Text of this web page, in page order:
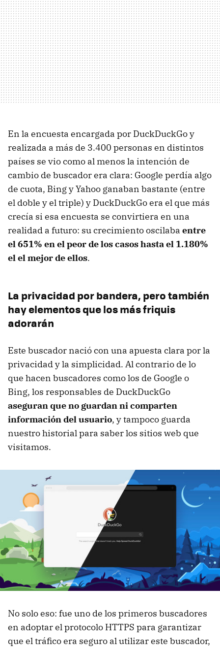
En la encuesta encargada por DuckDuckGo y
realizada a más de 3.400 personas en distintos
países se vio como al menos la intención de
cambio de buscador era clara: Google perdía algo
de cuota, Bing y Yahoo ganaban bastante (entre
el doble y el triple) y DuckDuckGo era el que más
crecía si esa encuesta se convirtiera en una
realidad a futuro: su crecimiento oscilaba entre
el 651% en el peor de los casos hasta el 1.180%
el el mejor de ellos.
La privacidad por bandera, pero también
hay elementos que los más friquis
adorarán
Este buscador nació con una apuesta clara por la
privacidad y la simplicidad. Al contrario de lo
que hacen buscadores como los de Google o
Bing, los responsables de DuckDuckGo
aseguran que no guardan ni comparten
información del usuario, y tampoco guarda
nuestro historial para saber los sitios web que
visitamos.
No solo eso: fue uno de los primeros buscadores
en adoptar el protocolo HTTPS para garantizar
que el tráfico era seguro al utilizar este buscador,